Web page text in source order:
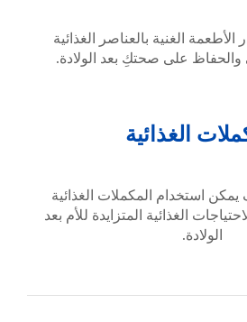
الغنية بالعناصر الغذائية
والحفاظ على صحتكِ بعد الولادة.
الغذائية
استخدام المكملات الغذائية
الغذائية المتزايدة للأم بعد
الولادة.